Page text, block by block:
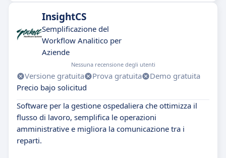
InsightCS
Semplificazione del
Workflow Analitico per
Aziende
Nessuna recensione degli utenti
Versione gratuita Prova gratuita
Demo gratuita
Precio bajo solicitud
Software per la gestione ospedaliera che ottimizza il
flusso di lavoro, semplifica le operazioni
amministrative e migliora la comunicazione tra i
reparti.